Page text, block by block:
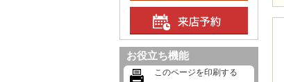
お役立ち機能
このページを印刷する